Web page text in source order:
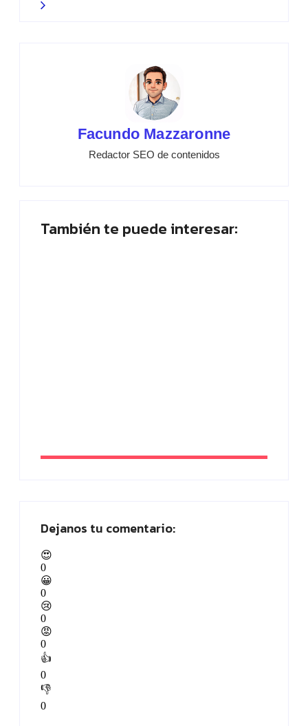
Facundo Mazzaronne
Redactor SEO de contenidos
También te puede interesar:
Dejanos tu comentario:
😍
0
😀
0
😢
0
😡
0
👍
0
👎
0